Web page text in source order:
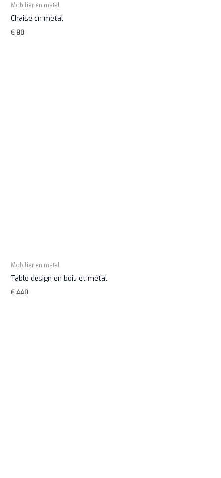
Mobilier en metal
Chaise en metal
€80
Mobilier en metal
Table design en bois et métal
€440